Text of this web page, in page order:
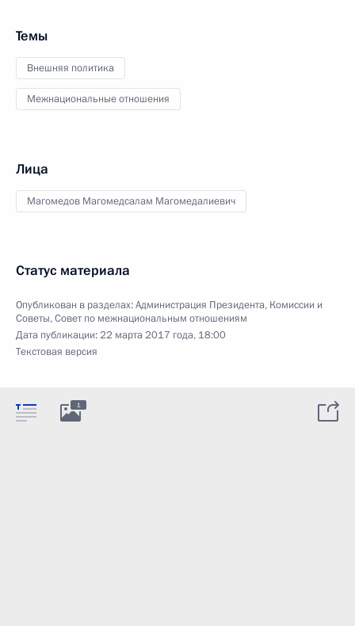
Темы
Внешняя политика
Межнациональные отношения
Лица
Магомедов Магомедсалам Магомедалиевич
Статус материала
Опубликован в разделах:Администрация Президента, Комиссии и
Советы,Совет по межнациональным отношениям
Дата публикации:22 марта 2017 года, 18:00
Текстовая версия
1